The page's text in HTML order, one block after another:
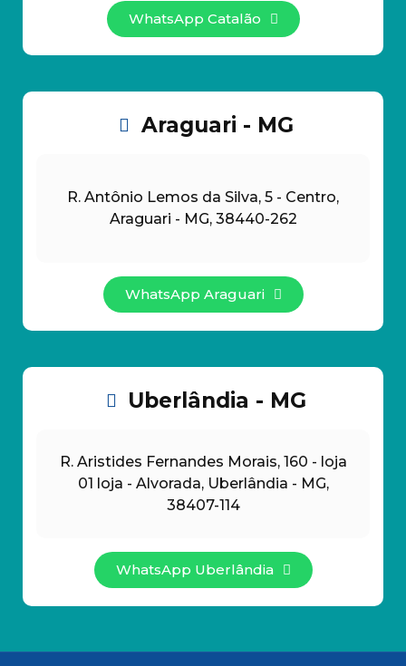
WhatsApp Catalão
Araguari - MG
R. Antônio Lemos da Silva, 5 - Centro,
Araguari - MG, 38440-262
WhatsApp Araguari
Uberlândia - MG
R. Aristides Fernandes Morais, 160 - loja
01 loja - Alvorada, Uberlândia - MG,
38407-114
WhatsApp Uberlândia